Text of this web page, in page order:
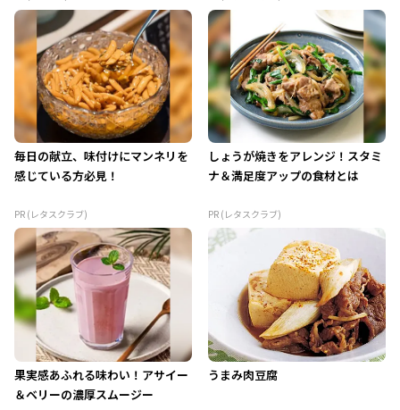
毎日の献立、味付けにマンネリを
感じている方必見！
PR (レタスクラブ)
しょうが焼きをアレンジ！スタミ
ナ＆満足度アップの食材とは
PR (レタスクラブ)
果実感あふれる味わい！アサイー
＆ベリーの濃厚スムージー
うまみ肉豆腐